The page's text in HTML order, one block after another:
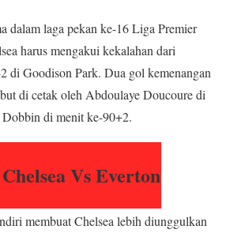
dalam laga pekan ke-16 Liga Premier
harus mengakui kekalahan dari
di Goodison Park. Dua gol kemenangan
di cetak oleh Abdoulaye Doucoure di
di menit ke-90+2.
Vs Everton
membuat Chelsea lebih diunggulkan